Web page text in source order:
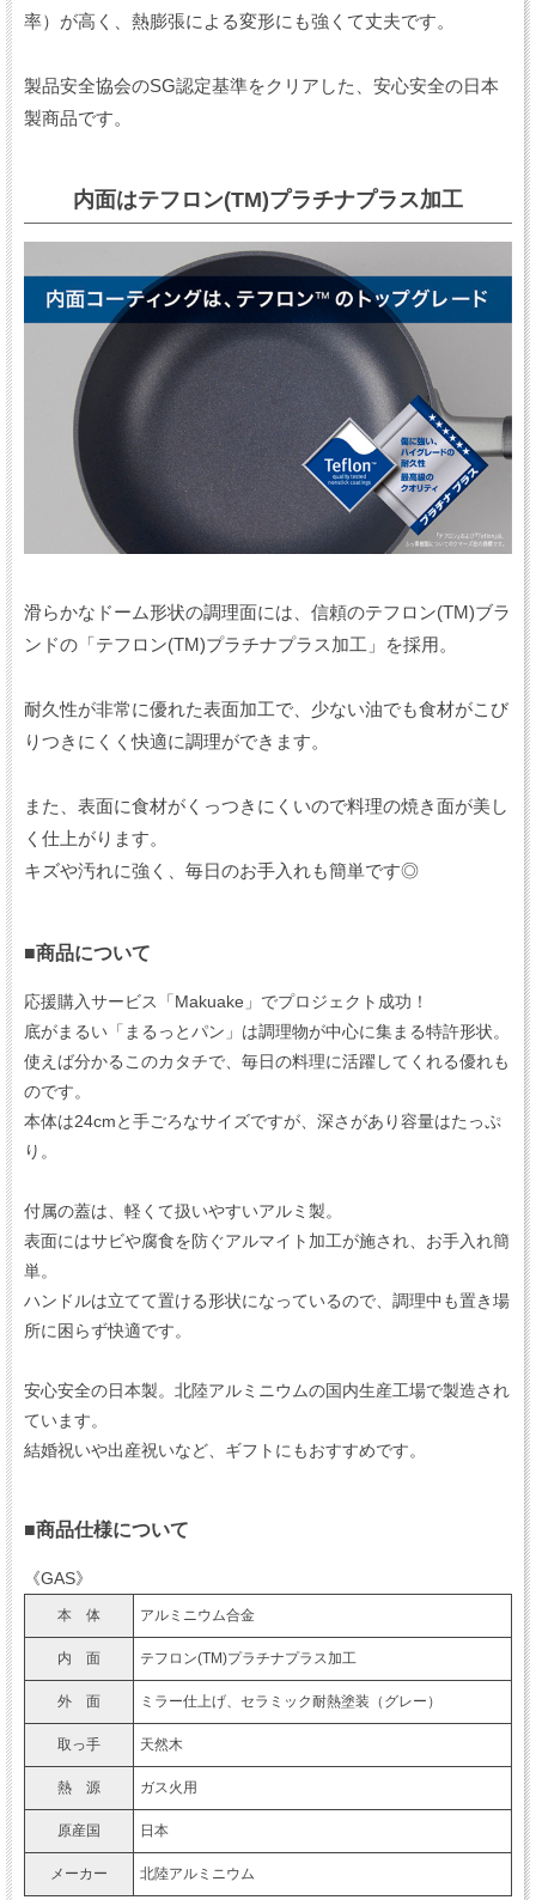
率）が高く、熱膨張による変形にも強くて丈夫です。
製品安全協会のSG認定基準をクリアした、安心安全の日本
製商品です。
内面はテフロン(TM)プラチナプラス加工
滑らかなドーム形状の調理面には、信頼のテフロン(TM)ブラ
ンドの「テフロン(TM)プラチナプラス加工」を採用。
耐久性が非常に優れた表面加工で、少ない油でも食材がこび
りつきにくく快適に調理ができます。
また、表面に食材がくっつきにくいので料理の焼き面が美し
く仕上がります。
キズや汚れに強く、毎日のお手入れも簡単です◎
■商品について
応援購入サービス「Makuake」でプロジェクト成功！
底がまるい「まるっとパン」は調理物が中心に集まる特許形状。
使えば分かるこのカタチで、毎日の料理に活躍してくれる優れも
のです。
本体は24cmと手ごろなサイズですが、深さがあり容量はたっぷ
り。
付属の蓋は、軽くて扱いやすいアルミ製。
表面にはサビや腐食を防ぐアルマイト加工が施され、お手入れ簡
単。
ハンドルは立てて置ける形状になっているので、調理中も置き場
所に困らず快適です。
安心安全の日本製。北陸アルミニウムの国内生産工場で製造され
ています。
結婚祝いや出産祝いなど、ギフトにもおすすめです。
■商品仕様について
《GAS》
本 体 アルミニウム合金
内 面 テフロン(TM)プラチナプラス加工
外 面 ミラー仕上げ、セラミック耐熱塗装（グレー）
取っ手 天然木
熱 源 ガス火用
原産国 日本
メーカー 北陸アルミニウム